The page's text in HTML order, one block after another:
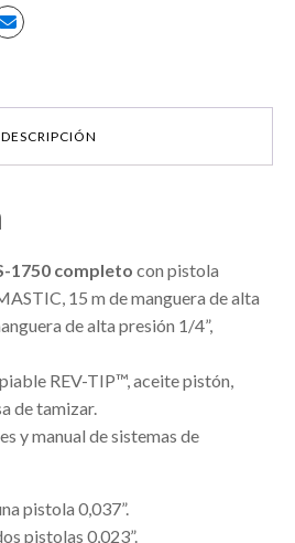
DESCRIPCIÓN
1750 completo con pistola
15 m de manguera de alta
de alta presión 1/4”,
REV-TIP™, aceite pistón,
de tamizar.
y manual de sistemas de
pistola 0,037”.
pistolas 0,023”.